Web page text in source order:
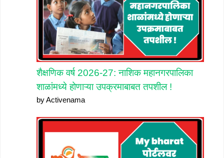
शैक्षणिक वर्ष 2026-27: नाशिक महानगरपालिका
शाळांमध्ये होणाऱ्या उपक्रमाबाबत तपशील !
by Activenama